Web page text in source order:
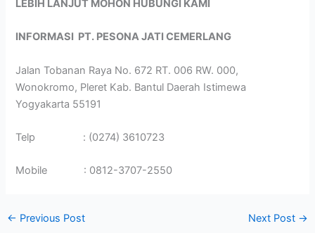
LEBIH LANJUT MOHON HUBUNGI KAMI
INFORMASI PT. PESONA JATI CEMERLANG
Jalan Tobanan Raya No. 672 RT. 006 RW. 000,
Wonokromo, Pleret Kab. Bantul Daerah Istimewa
Yogyakarta 55191
Telp : (0274) 3610723
Mobile : 0812-3707-2550
← Previous Post Next Post →